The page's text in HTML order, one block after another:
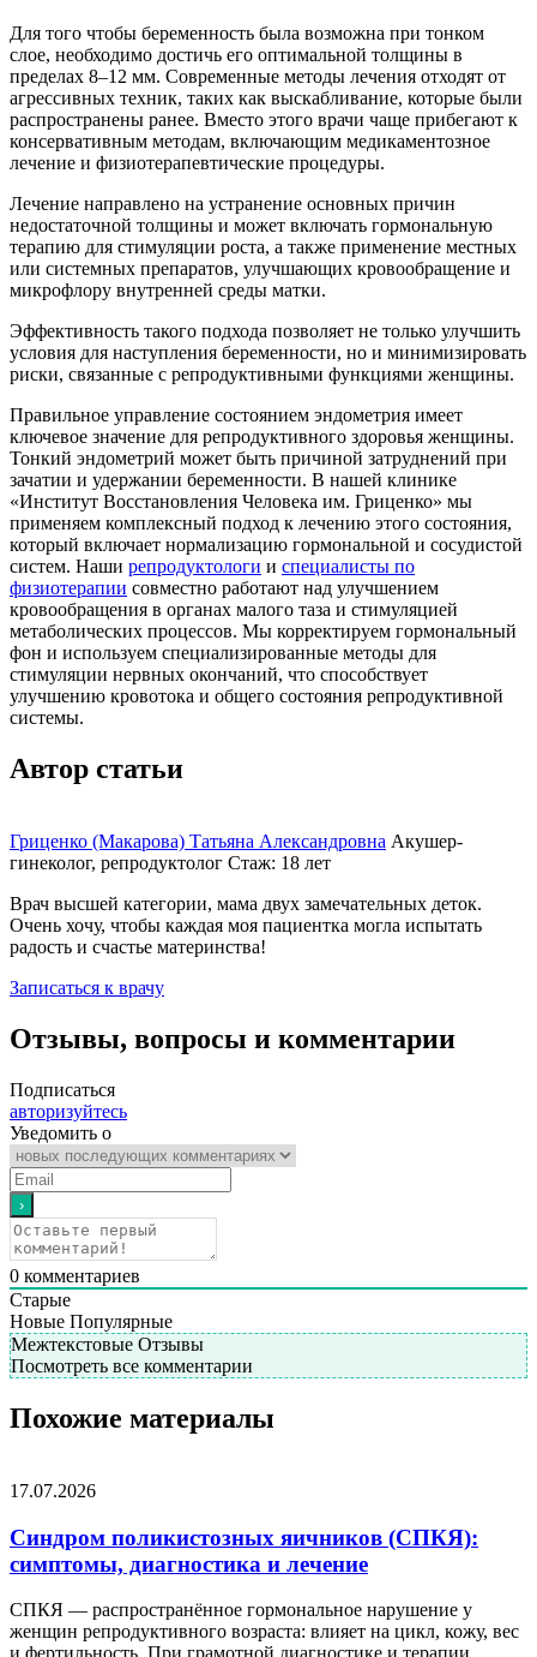
Для того чтобы беременность была возможна при тонком
слое, необходимо достичь его оптимальной толщины в
пределах 8–12 мм. Современные методы лечения отходят от
агрессивных техник, таких как выскабливание, которые были
распространены ранее. Вместо этого врачи чаще прибегают к
консервативным методам, включающим медикаментозное
лечение и физиотерапевтические процедуры.
Лечение направлено на устранение основных причин
недостаточной толщины и может включать гормональную
терапию для стимуляции роста, а также применение местных
или системных препаратов, улучшающих кровообращение и
микрофлору внутренней среды матки.
Эффективность такого подхода позволяет не только улучшить
условия для наступления беременности, но и минимизировать
риски, связанные с репродуктивными функциями женщины.
Правильное управление состоянием эндометрия имеет
ключевое значение для репродуктивного здоровья женщины.
Тонкий эндометрий может быть причиной затруднений при
зачатии и удержании беременности. В нашей клинике
«Институт Восстановления Человека им. Гриценко» мы
применяем комплексный подход к лечению этого состояния,
который включает нормализацию гормональной и сосудистой
систем. Наши репродуктологи и специалисты по
физиотерапии совместно работают над улучшением
кровообращения в органах малого таза и стимуляцией
метаболических процессов. Мы корректируем гормональный
фон и используем специализированные методы для
стимуляции нервных окончаний, что способствует
улучшению кровотока и общего состояния репродуктивной
системы.
Автор статьи
Гриценко (Макарова) Татьяна Александровна Акушер-
гинеколог, репродуктолог Стаж: 18 лет
Врач высшей категории, мама двух замечательных деток.
Очень хочу, чтобы каждая моя пациентка могла испытать
радость и счастье материнства!​​
Записаться к врачу
Отзывы, вопросы и комментарии
Подписаться
авторизуйтесь
Уведомить о
0 комментариев
Старые
Новые Популярные
Межтекстовые Отзывы
Посмотреть все комментарии
Похожие материалы
17.07.2026
Синдром поликистозных яичников (СПКЯ):
симптомы, диагностика и лечение
СПКЯ — распространённое гормональное нарушение у
женщин репродуктивного возраста: влияет на цикл, кожу, вес